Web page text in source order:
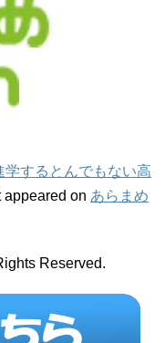
学するとんでもない高
appeared on あらまめ
Reserved.